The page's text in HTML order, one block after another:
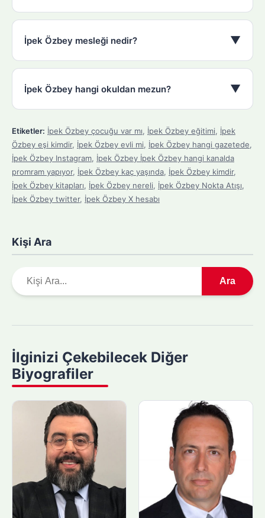
İpek Özbey mesleği nedir? ▼
İpek Özbey hangi okuldan mezun? ▼
Etiketler: İpek Özbey çocuğu var mı, İpek Özbey eğitimi, İpek
Özbey eşi kimdir, İpek Özbey evli mi, İpek Özbey hangi gazetede,
İpek Özbey Instagram, İpek Özbey İpek Özbey hangi kanalda
promram yapıyor, İpek Özbey kaç yaşında, İpek Özbey kimdir,
İpek Özbey kitapları, İpek Özbey nereli, İpek Özbey Nokta Atışı,
İpek Özbey twitter, İpek Özbey X hesabı
Kişi Ara
r
y
a
p
n
Ara
İlginizi Çekebilecek Diğer
Biyografiler